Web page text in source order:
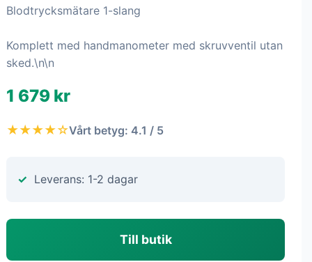
Blodtrycksmätare 1-slang
Komplett med handmanometer med skruvventil utan
sked.\n\n
1 679 kr
★★★★☆Vårt betyg: 4.1 / 5
Leverans: 1-2 dagar
Till butik